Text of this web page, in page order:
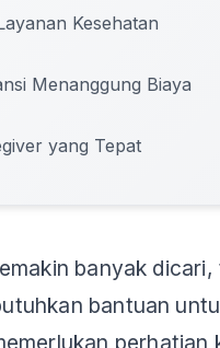
Kesehatan
Menanggung Biaya
yang Tepat
banyak dicari,
bantuan